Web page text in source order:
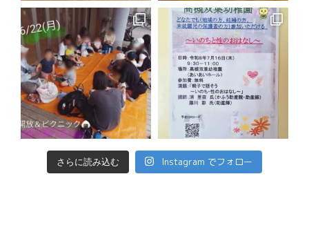
さらに読み込む Instagram でフォロー